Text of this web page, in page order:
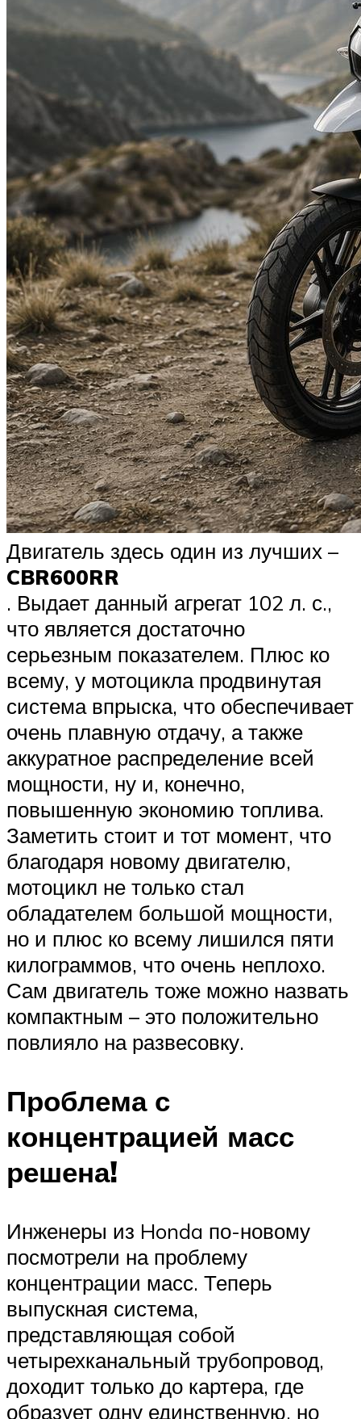
Двигатель здесь один из лучших –
CBR600RR
. Выдает данный агрегат 102 л. с.,
что является достаточно
серьезным показателем. Плюс ко
всему, у мотоцикла продвинутая
система впрыска, что обеспечивает
очень плавную отдачу, а также
аккуратное распределение всей
мощности, ну и, конечно,
повышенную экономию топлива.
Заметить стоит и тот момент, что
благодаря новому двигателю,
мотоцикл не только стал
обладателем большой мощности,
но и плюс ко всему лишился пяти
килограммов, что очень неплохо.
Сам двигатель тоже можно назвать
компактным – это положительно
повлияло на развесовку.
Проблема с
концентрацией масс
решена!
Инженеры из Honda по-новому
посмотрели на проблему
концентрации масс. Теперь
выпускная система,
представляющая собой
четырехканальный трубопровод,
доходит только до картера, где
образует одну единственную, но